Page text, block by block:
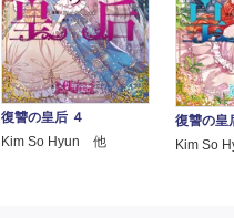
復讐の皇后 ４
Kim So Hyun 他
復讐の皇
Kim So